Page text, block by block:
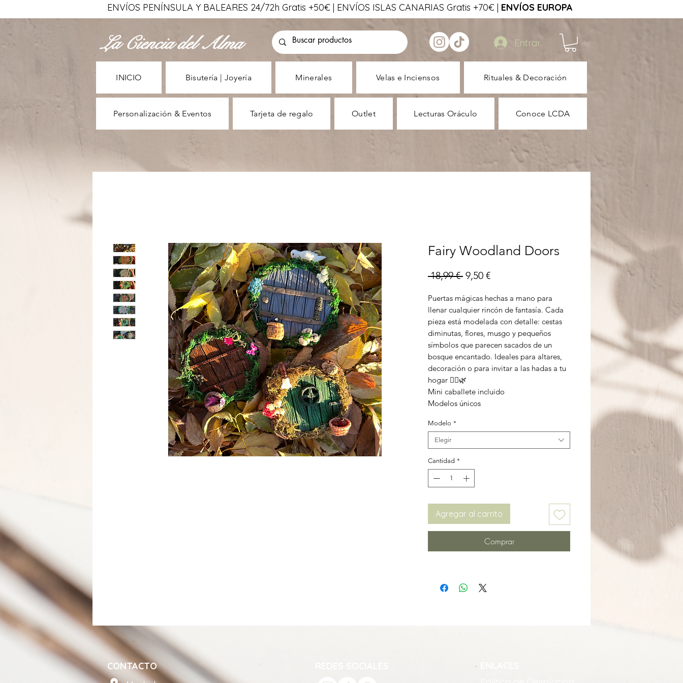
ENVÍOS PENÍNSULA Y BALEARES 24/72h Gratis +50€ | ENVÍOS ISLAS CANARIAS Gratis +70€ | ENVÍOS EUROPA
La Ciencia del Alma Entrar
INICIO Bisutería | Joyería Minerales Velas e Inciensos Rituales & Decoración
Personalización & Eventos Tarjeta de regalo Outlet Lecturas Oráculo Conoce LCDA
Fairy Woodland Doors
18,99 € Precio
9,50 €Precio
oferta
Puertas mágicas hechas a mano para
llenar cualquier rincón de fantasía. Cada
pieza está modelada con detalle: cestas
diminutas, flores, musgo y pequeños
símbolos que parecen sacados de un
bosque encantado. Ideales para altares,
decoración o para invitar a las hadas a tu
hogar 🧚‍♀️🌿
Mini caballete incluido
Modelos únicos
Modelo *
Elegir
Cantidad *
Agregar al carrito
Comprar
CONTACTO